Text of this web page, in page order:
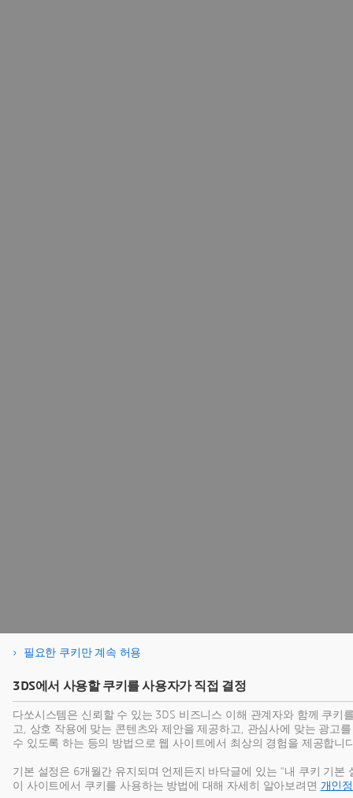
필요한 쿠키만 계속 허용
3DS에서 사용할 쿠키를 사용자가 직접 결정
다쏘시스템은 신뢰할 수 있는 3DS 비즈니스 이해 관계자와 함께 쿠키
고, 상호 작용에 맞는 콘텐츠와 제안을 제공하고, 관심사에 맞는 광고
수 있도록 하는 등의 방법으로 웹 사이트에서 최상의 경험을 제공합니
기본 설정은 6개월간 유지되며 언제든지 바닥글에 있는 "내 쿠키 기본
이 사이트에서 쿠키를 사용하는 방법에 대해 자세히 알아보려면 개인